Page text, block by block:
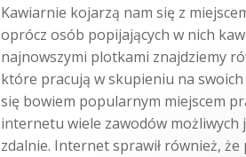
Kawiarnie kojarzą nam się z
oprócz osób popijających w nich
najnowszymi plotkami znajdziemy
które pracują w skupieniu na swoich
się bowiem popularnym miejscem
internetu wiele zawodów możliwych
zdalnie. Internet sprawił również,